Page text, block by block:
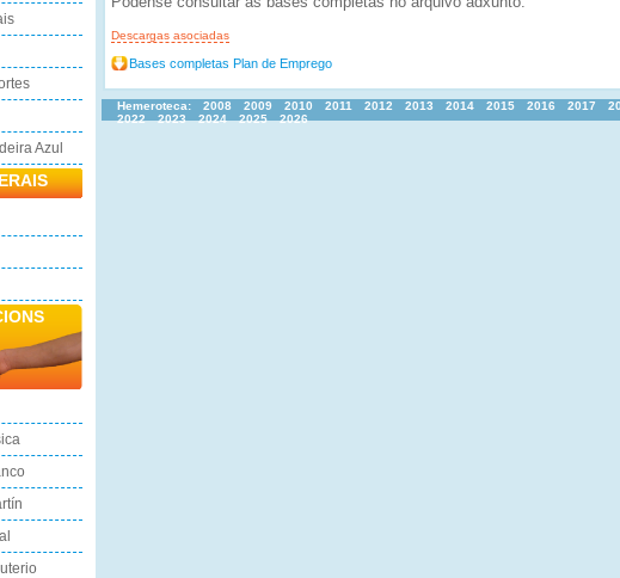
Azul
Descargas asociadas
Bases completas Plan de Emprego
Hemeroteca: 2008 2009 2010 2011 2012 2013 2014 2015 2016 2017
2022
2023 2024 2025 2026